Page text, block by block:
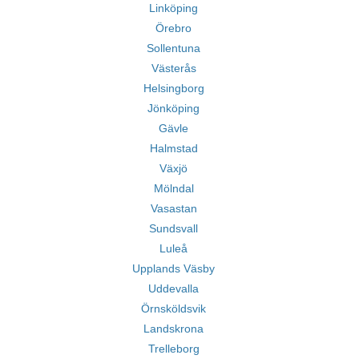
Linköping
Örebro
Sollentuna
Västerås
Helsingborg
Jönköping
Gävle
Halmstad
Växjö
Mölndal
Vasastan
Sundsvall
Luleå
Upplands Väsby
Uddevalla
Örnsköldsvik
Landskrona
Trelleborg